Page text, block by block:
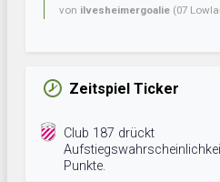
von ilvesheimergoalie (07
Zeitspiel Ticker
Club 187 drückt
Punkte.